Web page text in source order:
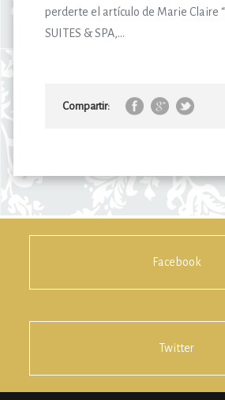
perderte el artículo de Marie Claire
SUITES & SPA,...
Compartir:
Facebook
Twitter